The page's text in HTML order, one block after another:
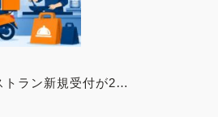
トラン新規受付が2…